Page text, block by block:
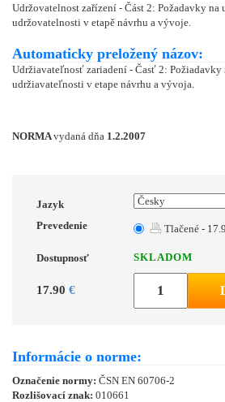
Udržovatelnost zařízení - Část 2: Požadavky na
udržovatelnosti v etapě návrhu a vývoje.
Automaticky preložený názov:
Udržiavateľnosť zariadení - Časť 2:
udržiavateľnosti v etape návrhu a vývoja.
NORMAvydaná dňa 1.2.2007
Jazyk
Prevedenie
Tlačené -
Dostupnosť SKLADOM
17.90 €
Informácie o norme:
Označenie normy: ČSN EN 60706-2
Rozlišovací znak: 010661